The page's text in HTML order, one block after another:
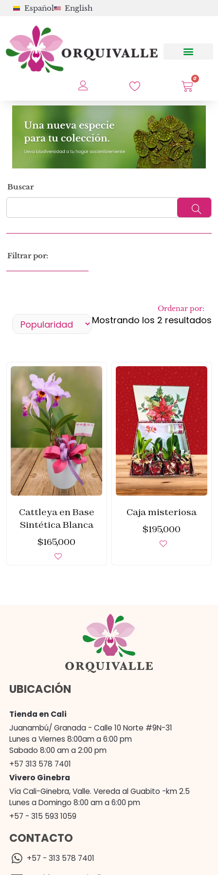
Español English
0
Buscar
Filtrar por:
Ordenar por:
Mostrando los 2 resultados
Cattleya en Base
Sintética Blanca
$165,000
Caja misteriosa
$195,000
UBICACIÓN
Tienda en Cali
Juanambú/ Granada - Calle 10 Norte #9N-31
Lunes a Viernes 8:00am a 6:00 pm
Sabado 8:00 am a 2:00 pm
+57 313 578 7401
Vivero Ginebra
Vía Cali-Ginebra, Valle. Vereda al Guabito -km 2.5
Lunes a Domingo 8:00 am a 6:00 pm
+57 - 315 593 1059
CONTACTO
+57 - 313 578 7401